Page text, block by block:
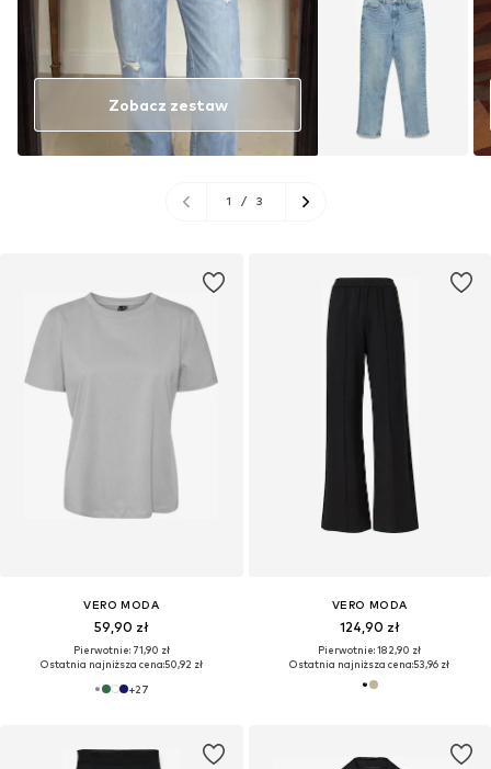
VERO MODA
59,90 zł
Pierwotnie: 71,90 zł
Ostatnia najniższa cena:50,92 zł
+27
VERO MODA
124,90 zł
Pierwotnie: 182,90 zł
Ostatnia najniższa cena:53,96 zł
Zobacz zestaw
1 / 3